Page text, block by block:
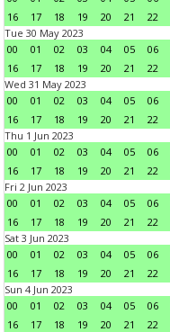
16
17 18 19 20 21 22
Tue 30 May 2023
00
01 02 03 04 05 06
16
17 18 19 20 21 22
Wed 31 May 2023
00
01 02 03 04 05 06
16
17 18 19 20 21 22
Thu 1 Jun 2023
00
01 02 03 04 05 06
16
17 18 19 20 21 22
Fri 2 Jun 2023
00
01 02 03 04 05 06
16
17 18 19 20 21 22
Sat 3 Jun 2023
00
01 02 03 04 05 06
16
17 18 19 20 21 22
Sun 4 Jun 2023
00
01 02 03 04 05 06
16
17 18 19 20 21 22